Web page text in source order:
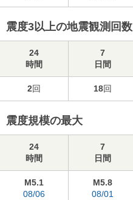
震度3以上の地震観測回数
24
時間
7
日間
2回 18回
震度規模の最大
24
時間
7
日間
M5.1
08/06
M5.8
08/01